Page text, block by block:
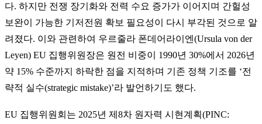
다. 하지만 전쟁 장기화와 전력 수요 증가가 이어지며 간헐성
보완이 가능한 기저전원 확보 필요성이 다시 부각된 것으로 알
려졌다. 이와 관련하여 우르줄라 폰데어라이엔(Ursula von der
Leyen) EU 집행위원장은 원전 비중이 1990년 30%에서 2026년
약 15% 수준까지 하락한 점을 지적하며 기존 정책 기조를 ‘전
략적 실수(strategic mistake)’라 발언하기도 했다.
EU 집행위원회는 2025년 제8차 원자력 시현계획(PINC: